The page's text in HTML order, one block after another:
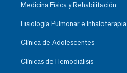
Medicina Física y Rehabilitación
Fisiología Pulmonar e Inhaloterapia
Clínica de Adolescentes
Clínicas de Hemodiálisis